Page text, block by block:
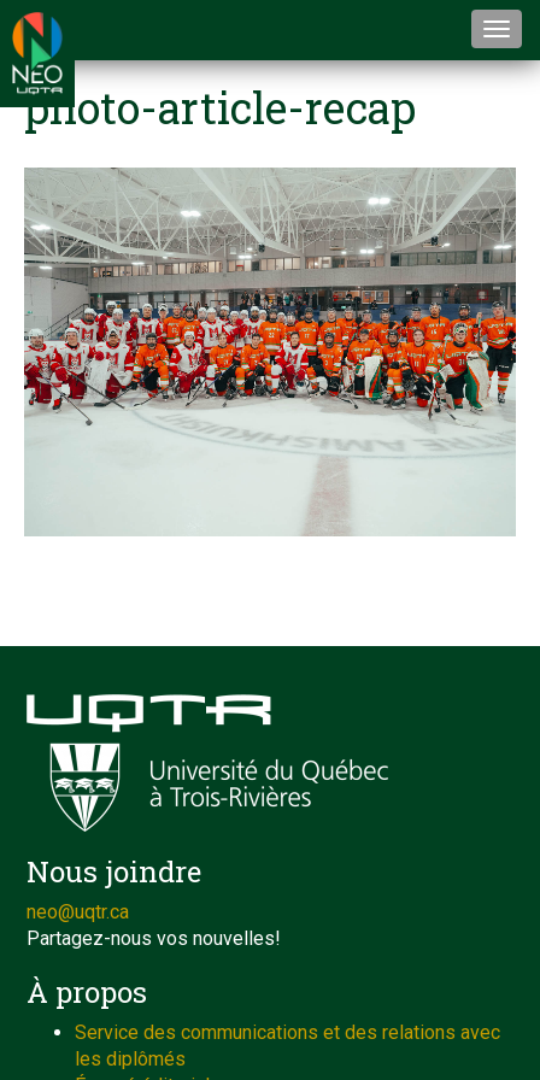
photo-article-recap
Nous joindre
neo@uqtr.ca
Partagez-nous vos nouvelles!
À propos
Service des communications et des relations avec
les diplômés